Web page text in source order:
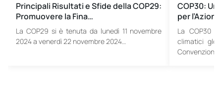
Principali Risultati e Sfide della COP29:
Promuovere la Fina…
La COP29 si è tenuta da lunedì 11 novembre
2024 a venerdì 22 novembre 2024…
COP30:
per
La COP30
climatici
Convenzione